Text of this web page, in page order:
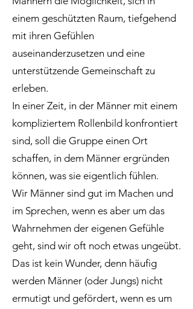
einem geschützten Raum, tiefgehend
mit ihren Gefühlen
auseinanderzusetzen und eine
unterstützende Gemeinschaft zu
erleben.
In einer Zeit, in der Männer mit einem
kompliziertem Rollenbild konfrontiert
sind, soll die Gruppe einen Ort
schaffen, in dem Männer ergründen
können, was sie eigentlich fühlen.
Wir Männer sind gut im Machen und
im Sprechen, wenn es aber um das
Wahrnehmen der eigenen Gefühle
geht, sind wir oft noch etwas ungeübt.
Das ist kein Wunder, denn häufig
werden Männer (oder Jungs) nicht
ermutigt und gefördert, wenn es um